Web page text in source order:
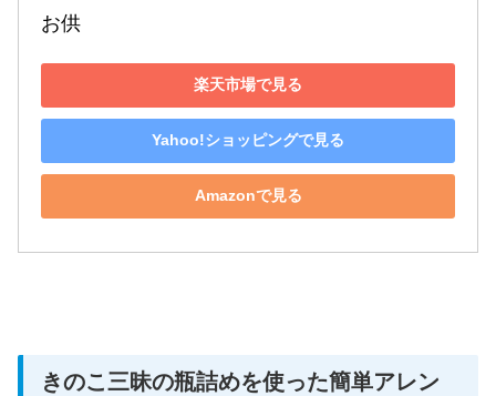
お供
楽天市場で見る
Yahoo!ショッピングで見る
Amazonで見る
きのこ三昧の瓶詰めを使った簡単アレン